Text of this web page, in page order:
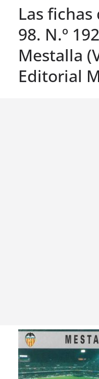
Las fichas
98. N.º
Mestalla
Editorial